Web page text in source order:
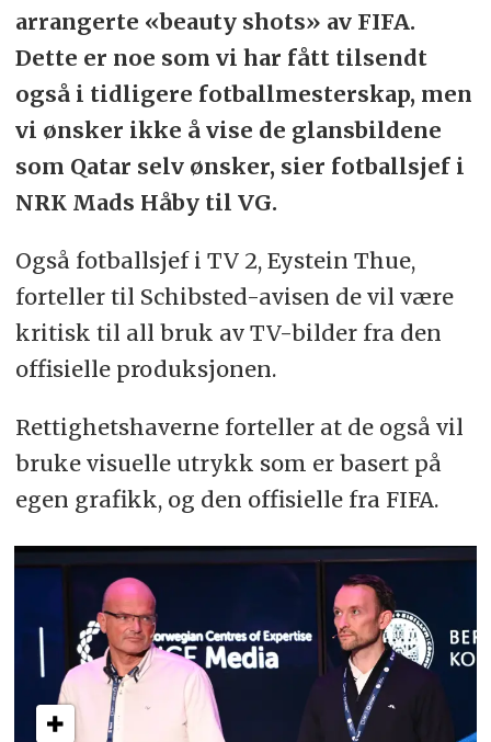
arrangerte «beauty shots» av FIFA.
Dette er noe som vi har fått tilsendt
også i tidligere fotballmesterskap, men
vi ønsker ikke å vise de glansbildene
som Qatar selv ønsker, sier fotballsjef i
NRK Mads Håby til VG.
Også fotballsjef i TV 2, Eystein Thue,
forteller til Schibsted-avisen de vil være
kritisk til all bruk av TV-bilder fra den
offisielle produksjonen.
Rettighetshaverne forteller at de også vil
bruke visuelle utrykk som er basert på
egen grafikk, og den offisielle fra FIFA.